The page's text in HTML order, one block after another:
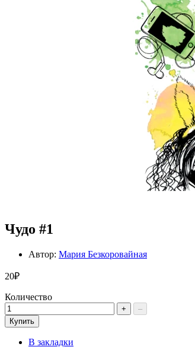
Чудо #1
Автор: Мария Безкоровайная
20₽
Количество
+
–
Купить
В закладки